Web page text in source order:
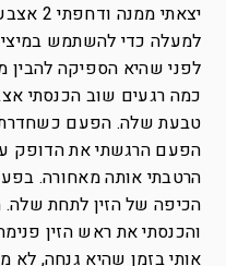
יצאתי
למעלה כדי להשתמש
לפני שהיא הספיקה להבין
כמה רגעים שוב הכנסתי
טבעת שלה. הפעם
הפעם הרגשתי את הדופק
הרטבתי אותה מאחורה.
הכיפה של הזין לתחת שלה.
והכנסתי את ראש הזין
אותי בזמן שהיא גנחה,